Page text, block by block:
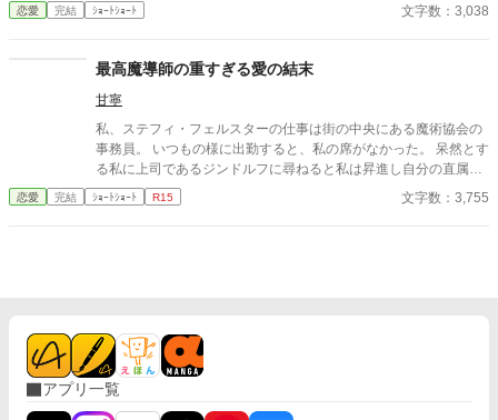
恋愛 完結 ｼｮｰﾄｼｮｰﾄ 文字数：3,038
最高魔導師の重すぎる愛の結末
甘寧
私、ステフィ・フェルスターの仕事は街の中央にある魔術協会の
事務員。 いつもの様に出勤すると、私の席がなかった。 呆然とす
る私に上司であるジンドルフに尋ねると私は昇進し自分の直属の
部下になったと言う。 このジンドルフと言う男は、結婚したい男
不動のNO.1。 銀色の長髪を後ろに縛り、黒のローブを纏ったそ
恋愛 完結 ｼｮｰﾄｼｮｰﾄ R15 文字数：3,755
アプリ一覧